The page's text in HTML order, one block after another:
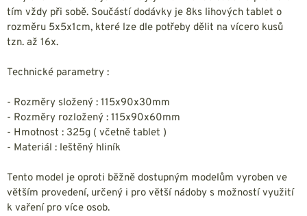
tím vždy při sobě. Součástí dodávky je 8ks lihových tablet o
rozměru 5x5x1cm, které lze dle potřeby dělit na vícero kusů
tzn. až 16x.
Technické parametry :
- Rozměry složený : 115x90x30mm
- Rozměry rozložený : 115x90x60mm
- Hmotnost : 325g ( včetně tablet )
- Materiál : leštěný hliník
Tento model je oproti běžně dostupným modelům vyroben ve
větším provedení, určený i pro větší nádoby s možností využití
k vaření pro více osob.